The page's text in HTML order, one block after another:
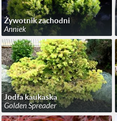
Żywotnik zachodni
Anniek
Jodła kaukaska
Golden Spreader